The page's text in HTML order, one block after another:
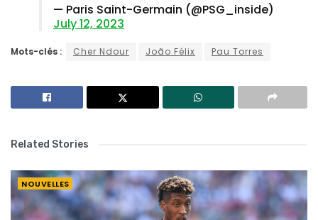
— Paris Saint-Germain (@PSG_inside)
July 12, 2023
Mots-clés : Cher Ndour João Félix Pau Torres
Related Stories
NOUVELLES